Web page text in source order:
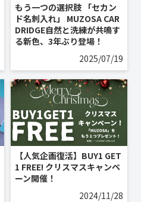
もう一つの選択肢 「セカン
ド名刺入れ」 MUZOSA CAR
DRIDGE自然と洗練が共鳴す
る新色、3年ぶり登場！
2025/07/19
【人気企画復活】BUY1 GET
1 FREE! クリスマスキャンペ
ーン開催！
2024/11/28